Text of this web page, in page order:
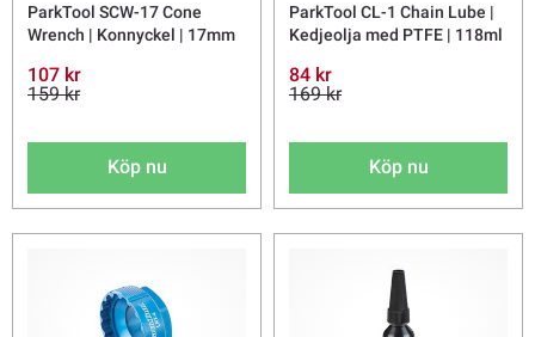
ParkTool SCW-17 Cone
Wrench | Konnyckel | 17mm
107 kr
159 kr
Köp nu
ParkTool CL-1 Chain Lube |
Kedjeolja med PTFE | 118ml
84 kr
169 kr
Köp nu